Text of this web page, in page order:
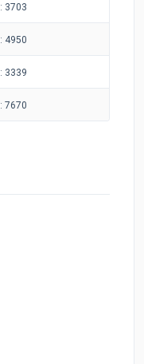
3703
4950
3339
7670